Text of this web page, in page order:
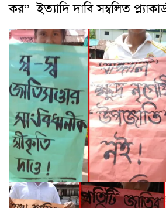
কর” ইত্যাদি দাবি সম্বলিত